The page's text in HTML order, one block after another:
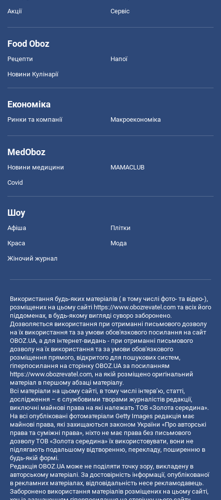
Акції Сервіс
Food Oboz
Рецепти Напої
Новини Кулінарії
Економіка
Ринки та компанії Макроекономіка
MedOboz
Новини медицини MAMACLUB
Covid
Шоу
Афіша Плітки
Краса Мода
Жіночий журнал
Використання будь-яких матеріалів ( в тому числі фото- та відео-),
розміщених на цьому сайті https://www.obozrevatel.com та всіх його
піддоменах, в будь-якому вигляді суворо заборонено.
Дозволяється використання при отриманні письмового дозволу
на їх використання та за умови обов'язкового посилання на сайт
OBOZ.UA, а для інтернет-видань - при отриманні письмового
дозволу на їх використання та за умови обов'язкового
розміщення прямого, відкритого для пошукових систем,
гіперпосилання на сторінку OBOZ.UA за посиланням
https://www.obozrevatel.com, на якій розміщено оригінальний
матеріал в першому абзаці матеріалу.
Всі матеріали на цьому сайті, в тому числі інтерв’ю, статті,
дослідження – є службовими творами журналістів редакції,
виключні майнові права на які належать ТОВ «Золота середина».
На всі опубліковані фотоматеріали Getty Images редакція має
майнові права, які захищаються законом України «Про авторські
права та суміжні права», ніхто не має права без письмового
дозволу ТОВ «Золота середина» їх використовувати, вони не
підлягають подальшому відтворенню, перекладу, поширенню в
будь-якій формі.
Редакція OBOZ.UA може не поділяти точку зору, викладену в
авторському матеріалі. За достовірність інформації, опублікованої
в рекламних матеріалах, відповідальність несе рекламодавець.
Заборонено використання матеріалів розміщених на цьому сайті,